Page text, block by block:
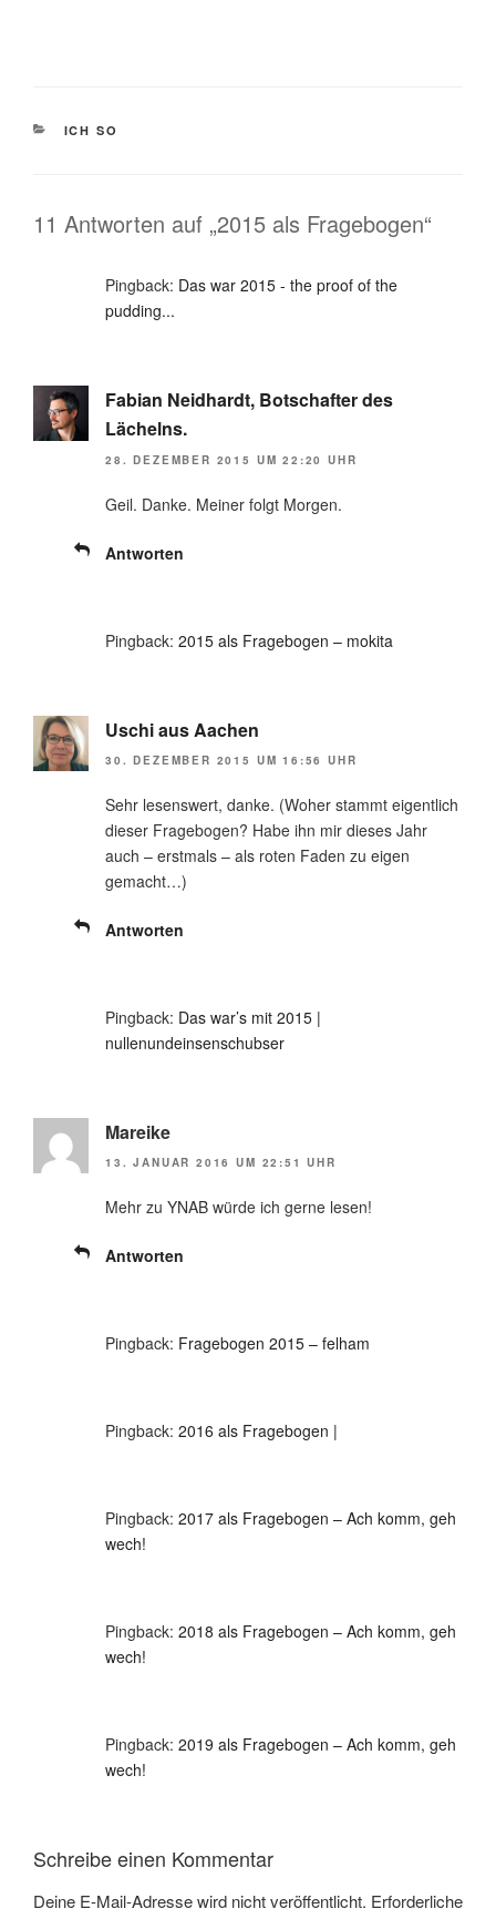
KATEGORIEN
ICH SO
11 Antworten auf „2015 als Fragebogen“
Pingback: Das war 2015 - the proof of the
pudding...
Fabian Neidhardt, Botschafter des
Lächelns.
28. DEZEMBER 2015 UM 22:20 UHR
Geil. Danke. Meiner folgt Morgen.
Antworten
Pingback: 2015 als Fragebogen – mokita
Uschi aus Aachen
30. DEZEMBER 2015 UM 16:56 UHR
Sehr lesenswert, danke. (Woher stammt eigentlich
dieser Fragebogen? Habe ihn mir dieses Jahr
auch – erstmals – als roten Faden zu eigen
gemacht…)
Antworten
Pingback: Das war’s mit 2015 |
nullenundeinsenschubser
Mareike
13. JANUAR 2016 UM 22:51 UHR
Mehr zu YNAB würde ich gerne lesen!
Antworten
Pingback: Fragebogen 2015 – felham
Pingback: 2016 als Fragebogen |
Pingback: 2017 als Fragebogen – Ach komm, geh
wech!
Pingback: 2018 als Fragebogen – Ach komm, geh
wech!
Pingback: 2019 als Fragebogen – Ach komm, geh
wech!
Schreibe einen Kommentar
Deine E-Mail-Adresse wird nicht veröffentlicht. Erforderliche